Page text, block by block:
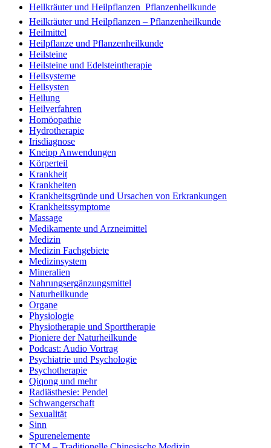
Heilkräuter und Heilpflanzen  Pflanzenheilkunde
Heilkräuter und Heilpflanzen – Pflanzenheilkunde
Heilmittel
Heilpflanze und Pflanzenheilkunde
Heilsteine
Heilsteine und Edelsteintherapie
Heilsysteme
Heilsysten
Heilung
Heilverfahren
Homöopathie
Hydrotherapie
Irisdiagnose
Kneipp Anwendungen
Körperteil
Krankheit
Krankheiten
Krankheitsgründe und Ursachen von Erkrankungen
Krankheitssymptome
Massage
Medikamente und Arzneimittel
Medizin
Medizin Fachgebiete
Medizinsystem
Mineralien
Nahrungsergänzungsmittel
Naturheilkunde
Organe
Physiologie
Physiotherapie und Sporttherapie
Pioniere der Naturheilkunde
Podcast: Audio Vortrag
Psychiatrie und Psychologie
Psychotherapie
Qiqong und mehr
Radiästhesie: Pendel
Schwangerschaft
Sexualität
Sinn
Spurenelemente